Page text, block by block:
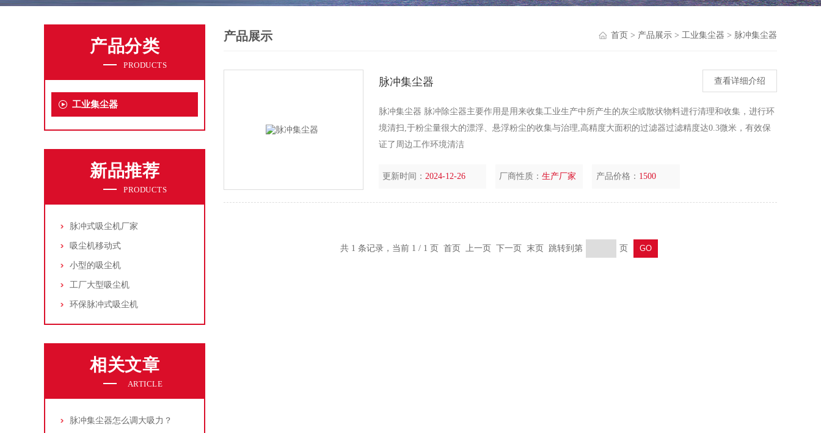
产品分类
PRODUCTS
工业集尘器
新品推荐
PRODUCTS
脉冲式吸尘机厂家
吸尘机移动式
小型的吸尘机
工厂大型吸尘机
环保脉冲式吸尘机
相关文章
ARTICLE
脉冲集尘器怎么调大吸力？
产品展示 首页 > 产品展示 > 工业集尘器 > 脉冲集尘器
脉冲集尘器 查看详细介绍
脉冲集尘器 脉冲除尘器主要作用是用来收集工业生产中所产生的灰尘或散状物料进行清理和收集，进行环
境清扫,于粉尘量很大的漂浮、悬浮粉尘的收集与治理,高精度大面积的过滤器过滤精度达0.3微米，有效保
证了周边工作环境清洁
更新时间：2024-12-26 厂商性质：生产厂家 产品价格： 1500
共 1 条记录，当前 1 / 1 页 首页 上一页 下一页 末页 跳转到第 页